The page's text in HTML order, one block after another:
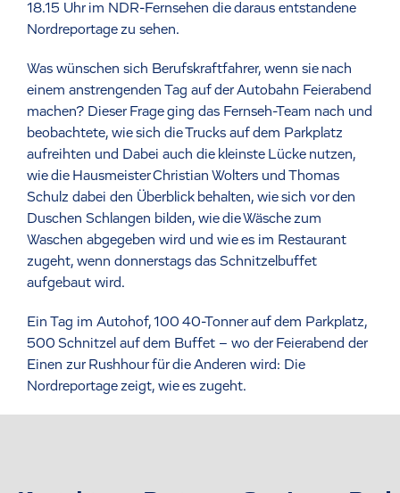
18.15 Uhr im NDR-Fernsehen die daraus entstandene
Nordreportage zu sehen.
Was wünschen sich Berufskraftfahrer, wenn sie nach
einem anstrengenden Tag auf der Autobahn Feierabend
machen? Dieser Frage ging das Fernseh-Team nach und
beobachtete, wie sich die Trucks auf dem Parkplatz
aufreihten und Dabei auch die kleinste Lücke nutzen,
wie die Hausmeister Christian Wolters und Thomas
Schulz dabei den Überblick behalten, wie sich vor den
Duschen Schlangen bilden, wie die Wäsche zum
Waschen abgegeben wird und wie es im Restaurant
zugeht, wenn donnerstags das Schnitzelbuffet
aufgebaut wird.
Ein Tag im Autohof, 100 40-Tonner auf dem Parkplatz,
500 Schnitzel auf dem Buffet – wo der Feierabend der
Einen zur Rushhour für die Anderen wird: Die
Nordreportage zeigt, wie es zugeht.